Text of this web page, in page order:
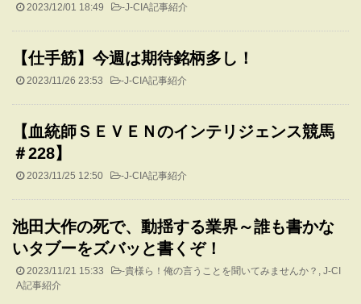
2023/12/01 18:49 -J-CIA記事紹介
【仕手筋】今週は期待銘柄多し！
2023/11/26 23:53 -J-CIA記事紹介
【血統師ＳＥＶＥＮのインテリジェンス競馬
＃228】
2023/11/25 12:50 -J-CIA記事紹介
池田大作の死で、動揺する業界～誰も書かな
いタブーをズバッと書くぞ！
2023/11/21 15:33 -貴様ら！俺の言うことを聞いてみませんか？ , J-CI
A記事紹介